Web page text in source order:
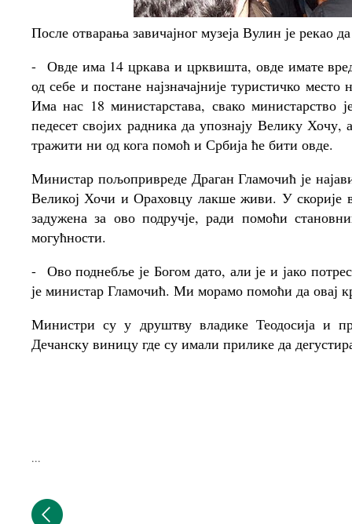
После отварања завичајног музеја Вулин је рекао
- Овде има 14 цркава и црквишта, овде имате
од себе и постане најзначајније туристичко
Има нас 18 министарстава, свако
педесет својих радника да упознају Велику
тражити ни од кога помоћ и Србија ће бити овде.
Министар пољопривреде Драган Гламочић је
Великој Хочи и Ораховцу лакше живи. У скорије
задужена за ово подручје, ради помоћи
могућности.
- Ово поднебље је Богом дато, али је и јако
је министар Гламочић. Ми морамо помоћи да овај
Министри су у друштву владике Теодосија и
Дечанску виницу где су имали прилике да
...